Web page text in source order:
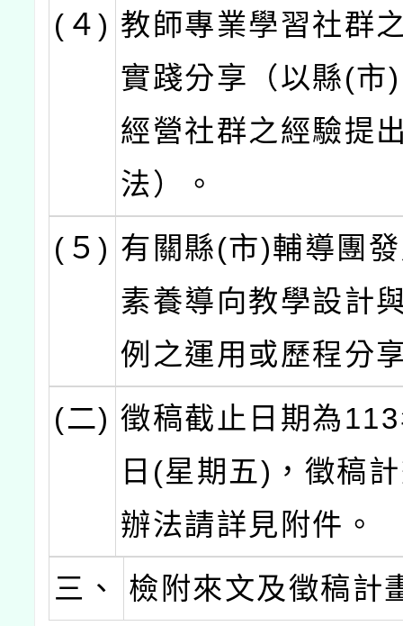
(４) 教師專業學習社群
實踐分享（以縣(市
經營社群之經驗提
法）。
(５) 有關縣(市)輔導團
素養導向教學設計
例之運用或歷程分
(二) 徵稿截止日期為
日(星期五)，徵稿
辦法請詳見附件。
三、
檢附來文及徵稿計